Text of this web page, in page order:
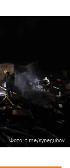
Фото: t.me/synegubov